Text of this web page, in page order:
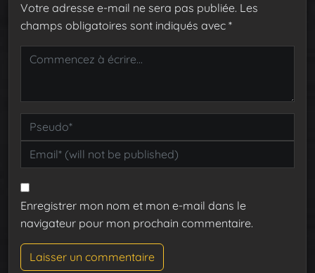
Votre adresse e-mail ne sera pas publiée. Les
champs obligatoires sont indiqués avec *
Enregistrer mon nom et mon e-mail dans le
navigateur pour mon prochain commentaire.